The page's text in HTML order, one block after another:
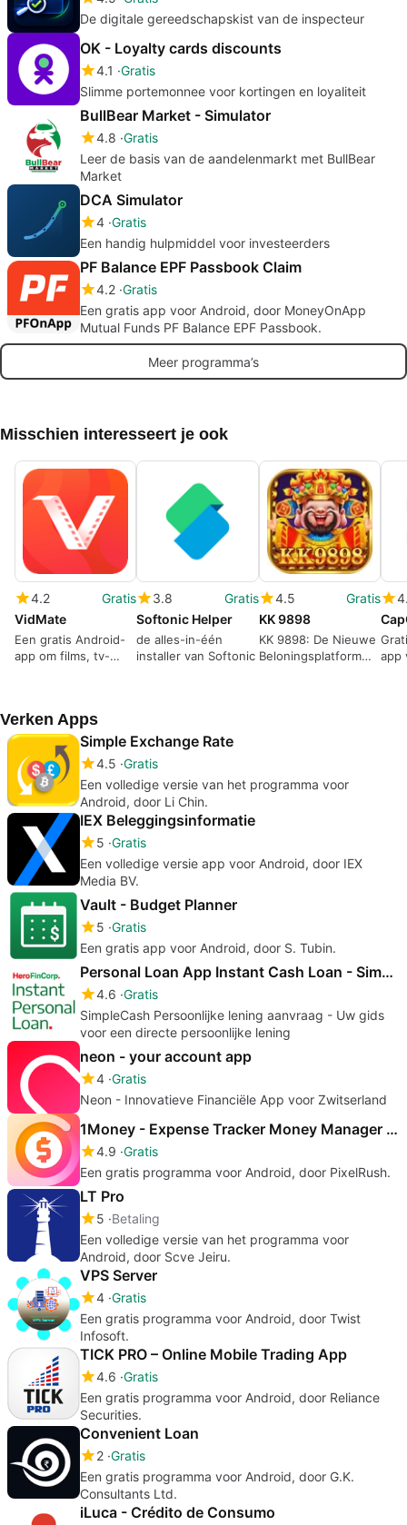
De digitale gereedschapskist van de inspecteur
OK - Loyalty cards discounts
4.1 Gratis
Slimme portemonnee voor kortingen en loyaliteit
BullBear Market - Simulator
4.8 Gratis
Leer de basis van de aandelenmarkt met BullBear
Market
DCA Simulator
4 Gratis
Een handig hulpmiddel voor investeerders
PF Balance EPF Passbook Claim
4.2 Gratis
Een gratis app voor Android, door MoneyOnApp
Mutual Funds PF Balance EPF Passbook.
Meer programma’s
Misschien interesseert je ook
4.2
Gratis
VidMate
Een gratis Android-
app om films, tv-
downloaden.
3.8
Gratis
Softonic Helper
de alles-in-één
installer van Softonic
4.5
Gratis
KK 9898
KK 9898: De Nieuwe
Beloningsplatform
app
Verken Apps
Simple Exchange Rate
4.5 Gratis
Een volledige versie van het programma voor
Android, door Li Chin.
IEX Beleggingsinformatie
5 Gratis
Een volledige versie app voor Android, door IEX
Media BV.
Vault - Budget Planner
5 Gratis
Een gratis app voor Android, door S. Tubin.
Personal Loan App Instant Cash Loan - SimplyCash
4.6 Gratis
SimpleCash Persoonlijke lening aanvraag - Uw gids
voor een directe persoonlijke lening
neon - your account app
4 Gratis
Neon - Innovatieve Financiële App voor Zwitserland
1Money - Expense Tracker Money Manager Budget
4.9 Gratis
Een gratis programma voor Android, door PixelRush.
LT Pro
5 Betaling
Een volledige versie van het programma voor
Android, door Scve Jeiru.
VPS Server
4 Gratis
Een gratis programma voor Android, door Twist
Infosoft.
TICK PRO – Online Mobile Trading App
4.6 Gratis
Een gratis programma voor Android, door Reliance
Securities.
Convenient Loan
2 Gratis
Een gratis programma voor Android, door G.K.
Consultants Ltd.
iLuca - Crédito de Consumo